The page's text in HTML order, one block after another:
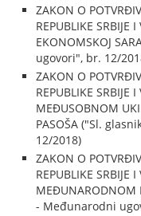
ZAKON O
REPUBLIKE SRBIJE
EKONOMSKOJ
ugovori", br. 12/
ZAKON O
REPUBLIKE SRBIJE
MEĐUSOBNOM
PASOŠA ("Sl.
12/2018)
ZAKON O
REPUBLIKE SRBIJE
MEĐUNARODNOM
- Međunarodni